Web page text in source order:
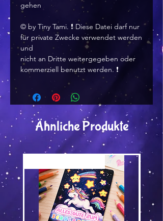
gehen
©️ by Tiny Tami. ❗ Diese Datei darf nur
für private Zwecke verwendet werden
und
nicht an Dritte weitergegeben oder
kommerziell benutzt werden. ❗
Ähnliche Produkte